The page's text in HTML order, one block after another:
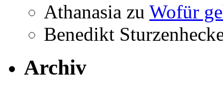
Athanasia zu Wofür
Benedikt
Archiv